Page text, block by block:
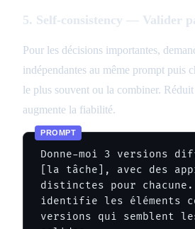
5. Self-consistency — Valider
Pour les décisions importantes,
indépendantes au même prompt puis
le plus souvent ou la combiner.
augmente la fiabilité.
Donne-moi 3 versions
[la tâche], avec des
distinctes pour
identifie les éléments
versions qui semblent